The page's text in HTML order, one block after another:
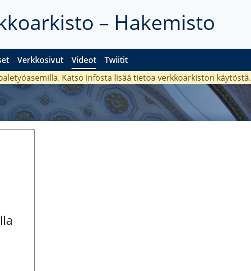
– Hakemisto
Verkkosivut Videot Twiitit
Katso infosta lisää tietoa verkkoarkiston käytöstä.